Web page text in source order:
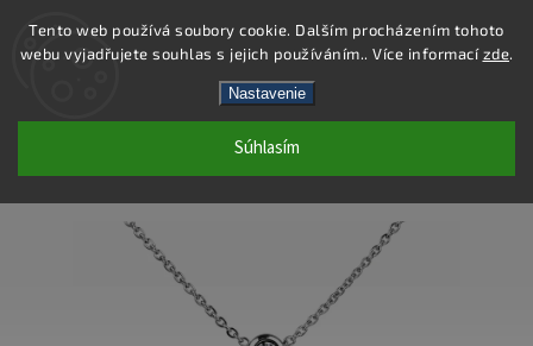
Tento web používá soubory cookie. Dalším procházením tohoto
webu vyjadřujete souhlas s jejich používáním.. Více informacízde.
Nastavenie
Súhlasím
Hľadať
DS453 - NÁHRDELNÍK OCEĽ